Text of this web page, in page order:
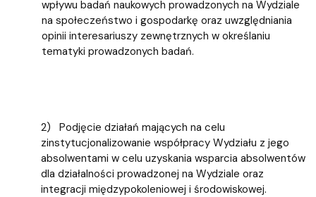
wpływu badań naukowych prowadzonych na Wydziale
na społeczeństwo i gospodarkę oraz uwzględniania
opinii interesariuszy zewnętrznych w określaniu
tematyki prowadzonych badań.
2) Podjęcie działań mających na celu
zinstytucjonalizowanie współpracy Wydziału z jego
absolwentami w celu uzyskania wsparcia absolwentów
dla działalności prowadzonej na Wydziale oraz
integracji międzypokoleniowej i środowiskowej.